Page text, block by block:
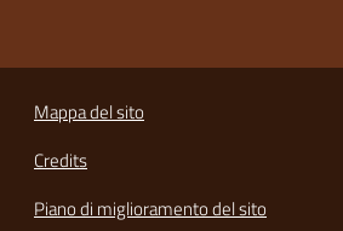
Mappa del sito
Credits
Piano di miglioramento del sito